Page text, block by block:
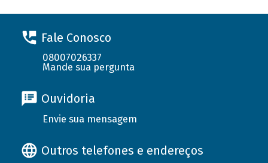
Fale Conosco
08007026337
Mande sua pergunta
Ouvidoria
Envie sua mensagem
Outros telefones e endereços